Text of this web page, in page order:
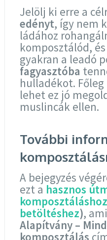
Jelölj ki erre a
edényt, így nem
ládához
komposztálód,
gyakran a leadó
fagyasztóba
hulladékot.
lehet ez jó
muslincák ellen.
További
A bejegyzés
ezt a hasznos
betöltéshez),
Alapítvány –
komposztálás